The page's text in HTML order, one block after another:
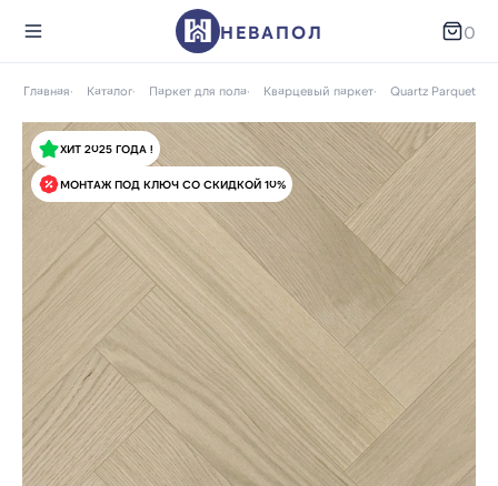
НЕВАПОЛ 0
Главная Каталог Паркет для пола Кварцевый паркет Quartz Parquet
ХИТ 2025 ГОДА !
МОНТАЖ ПОД КЛЮЧ СО СКИДКОЙ 10%